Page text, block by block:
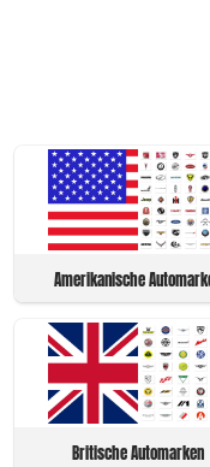
Amerikanische
Britische Automarken